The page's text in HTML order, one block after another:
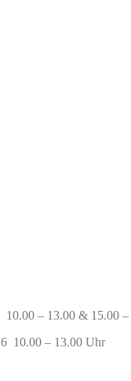
10.00 – 13.00 & 15.00
10.00 – 13.00 Uhr